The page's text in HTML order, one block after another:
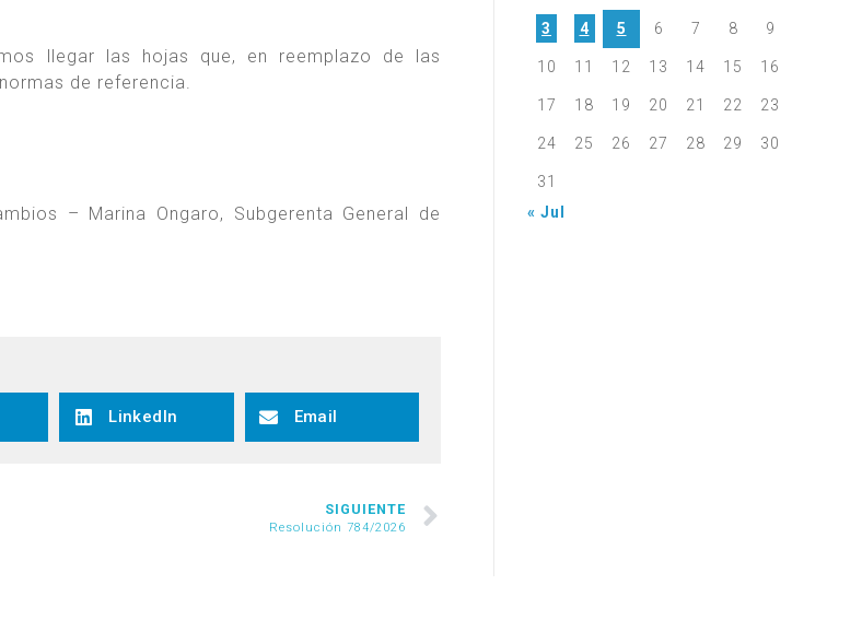
llegar las hojas que, en reemplazo de las
de referencia.
– Marina Ongaro, Subgerenta General de
LinkedIn Email
SIGUIENTE
Resolución 784/2026
3 4 5 6 7 8 9
10 11 12 13 14 15 16
17 18 19 20 21 22 23
24 25 26 27 28 29 30
31
« Jul